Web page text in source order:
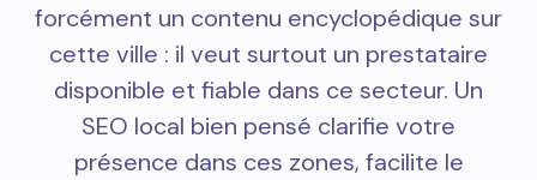
forcément un contenu encyclopédique sur
cette ville : il veut surtout un prestataire
disponible et fiable dans ce secteur. Un
SEO local bien pensé clarifie votre
présence dans ces zones, facilite le